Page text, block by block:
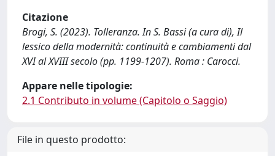
Citazione
Brogi, S. (2023). Tolleranza. In S. Bassi (a cura di), Il
lessico della modernità: continuità e cambiamenti dal
XVI al XVIII secolo (pp. 1199-1207). Roma : Carocci.
Appare nelle tipologie:
2.1 Contributo in volume (Capitolo o Saggio)
File in questo prodotto: